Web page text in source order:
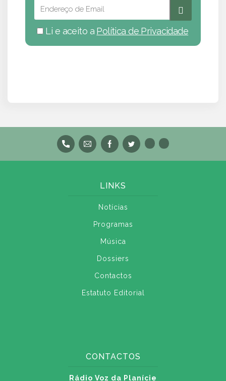
Li e aceito a Política de Privacidade
LINKS
Notícias
Programas
Música
Dossiers
Contactos
Estatuto Editorial
CONTACTOS
Rádio Voz da Planície